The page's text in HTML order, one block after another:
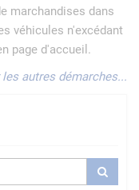
marchandises dans
véhicules n'excédant
page d'accueil.
les autres démarches...